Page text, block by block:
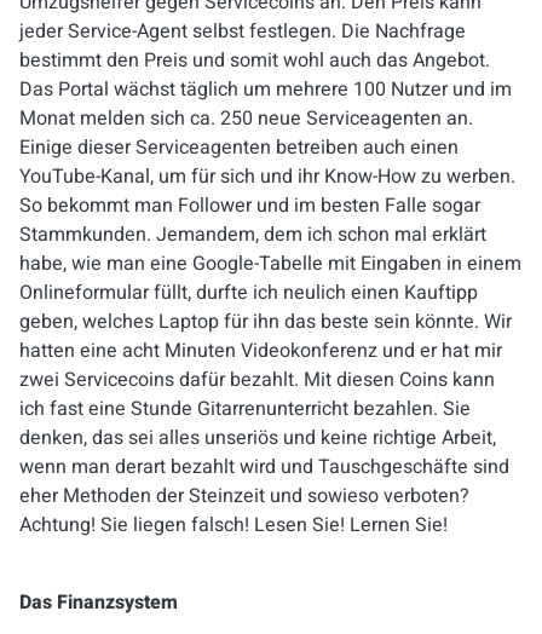
jeder Service-Agent selbst festlegen. Die Nachfrage
bestimmt den Preis und somit wohl auch das Angebot.
Das Portal wächst täglich um mehrere 100 Nutzer und im
Monat melden sich ca. 250 neue Serviceagenten an.
Einige dieser Serviceagenten betreiben auch einen
YouTube-Kanal, um für sich und ihr Know-How zu werben.
So bekommt man Follower und im besten Falle sogar
Stammkunden. Jemandem, dem ich schon mal erklärt
habe, wie man eine Google-Tabelle mit Eingaben in einem
Onlineformular füllt, durfte ich neulich einen Kauftipp
geben, welches Laptop für ihn das beste sein könnte. Wir
hatten eine acht Minuten Videokonferenz und er hat mir
zwei Servicecoins dafür bezahlt. Mit diesen Coins kann
ich fast eine Stunde Gitarrenunterricht bezahlen. Sie
denken, das sei alles unseriös und keine richtige Arbeit,
wenn man derart bezahlt wird und Tauschgeschäfte sind
eher Methoden der Steinzeit und sowieso verboten?
Achtung! Sie liegen falsch! Lesen Sie! Lernen Sie!
Das Finanzsystem